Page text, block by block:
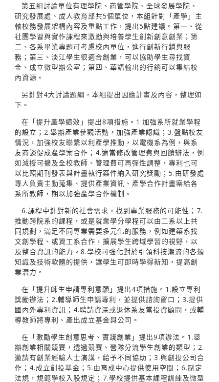
第五組討論單位有理學院、商管學院、全球發展學院、
研究發展處、成人教育部共5個單位，本組針對「產學」主
軸校務發展架構內容及重點工作，提出5點建議。第一、從
社團學習與實作課程來激勵與培養學生創新創意創業；第
二、各系畢業專題可考慮校內單位，進行創新行銷與服
務；第三、淡江學生很適合創業，可以協助學生尋找資
金、成立微型辦公室；第四、華語輸出的行銷可以集結校
內資源。
另針對4大討論題綱，本組提出因應計畫及內容，整理如
下。
在「提升產學績效」提出8項措施。1.加強系所就業學程
的設立；2.舉辦產業參觀活動，加強產業認識；3.盤點校友
情況，加強校友聯繫以利產學推動，以電機系為例，與系
友商談促成產學案合作；4.適當修改管理費與回饋辦法，例
如減授可擴及全校教師、管理費可再彈性調整，專利也可
以比照期刊發表與計畫執行案件納入研究獎勵；5.由研發處
專人負責主動蒐集、提供產業資訊、產學合作計畫案給各
系所教師，期以加強產學合作機制。
6.課程中針對新的社會需求，找到專業服務的可能性；7.
推動跨院系的課程，或是就業學分學程可以由二系以上共
同規劃，滿足不同專業需要多元化的服務，例如建築系找
文創學程、或資工系合作，擴展學生跨域學習的視野，以
及整合資訊的能力。8.學校可強化對於引領科技潮流的各類
知識及技術軟體的提供，讓學生可即時學得新知，提高創
業潛力。
在「提升師生申請專利意願」提出4項措施。1.設立專利
獎勵辦法；2.輔導師生申請專利，並提供諮詢窗口；3.提供
國內外專利資訊；4.聘請資深或退休系友當投資顧問，或輔
導教師將專利、產出成立基金與公司。
在「激勵學生創意思考、實踐創業」提出9項辦法。1.舉
辦創業相關競賽，透過競賽、營隊分流學生創業的類型；2.
邀請有創業經驗人士演講，給予不同協助；3.與創投公司合
作；4.成立創投基金；5.由育成中心提供使用空間；6.制定
法規，規範學校入股規定；7.學校提供基本課程訓練及微型